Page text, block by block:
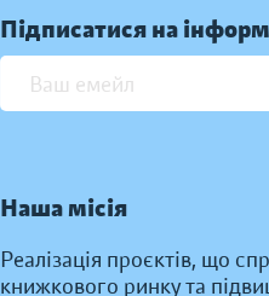
Підписатися на
Наша місія
Реалізація проєктів, що
книжкового ринку та